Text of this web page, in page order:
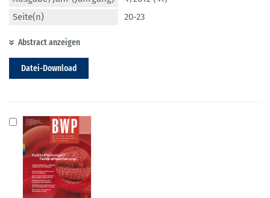
Seite(n)
20-23
Abstract anzeigen
Datei-Download